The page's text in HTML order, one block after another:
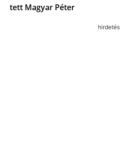
tett Magyar Péter
hirdetés